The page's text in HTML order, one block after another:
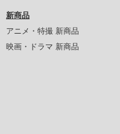
新商品
アニメ・特撮 新商品
映画・ドラマ 新商品